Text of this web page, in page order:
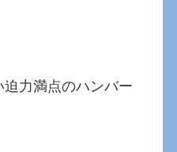
力満点のハンバー